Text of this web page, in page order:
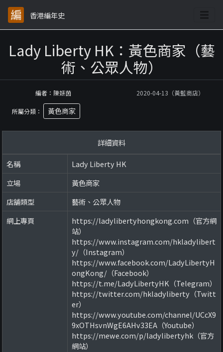
香港編年史
Lady Liberty HK：黃色商家（藝
術、公眾人物）
編者：陳妍茵 2020-04-13（黃藍商店）
所屬分類： 黃色商家
詳細資料
名稱
Lady Liberty HK
立場
黃色商家
店舖類型
藝術、公眾人物
網上專頁
https://ladylibertyhongkong.com（官方網
站）
https://www.instagram.com/hkladylibert
y/（Instagram）
https://www.facebook.com/LadyLibertyH
ongKong/（Facebook）
https://t.me/LadyLibertyHK（Telegram）
https://twitter.com/hkladyliberty（Twitt
er）
https://www.youtube.com/channel/UCcX9
9xOTHsvnWgE6AHv33EA（Youtube）
https://mewe.com/p/ladylibertyhk（官方
網站）